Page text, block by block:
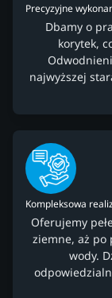
Precyzyjne
Dbamy o
korytek,
najwyższej
Kompleksowa
Oferujemy
ziemne, aż po
wody.